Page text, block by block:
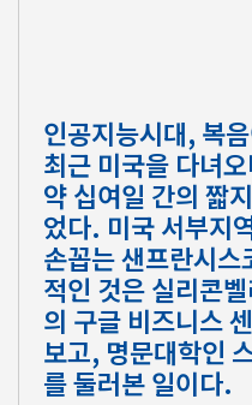
인공지능시대, 복
최근 미국을 다녀
약 십여일 간의 짧
었다. 미국 서부지
손꼽는 샌프란시
적인 것은 실리콘
의 구글 비즈니스
보고, 명문대학인
를 둘러본 일이다.